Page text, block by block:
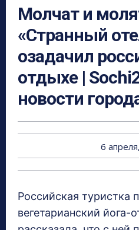
Молчат и
«Странный
озадачил
отдыхе |
новости
6
Российская туристка
вегетарианский йога-